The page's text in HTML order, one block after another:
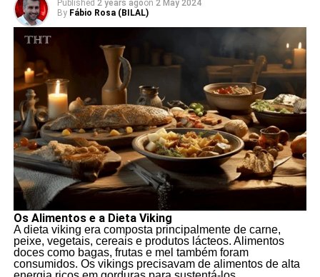
Published 2 years agoon 2 May 2024
By Fábio Rosa (BILAL)
Os Alimentos e a Dieta Viking
A dieta viking era composta principalmente de carne,
peixe, vegetais, cereais e produtos lácteos. Alimentos
doces como bagas, frutas e mel também foram
consumidos. Os vikings precisavam de alimentos de alta